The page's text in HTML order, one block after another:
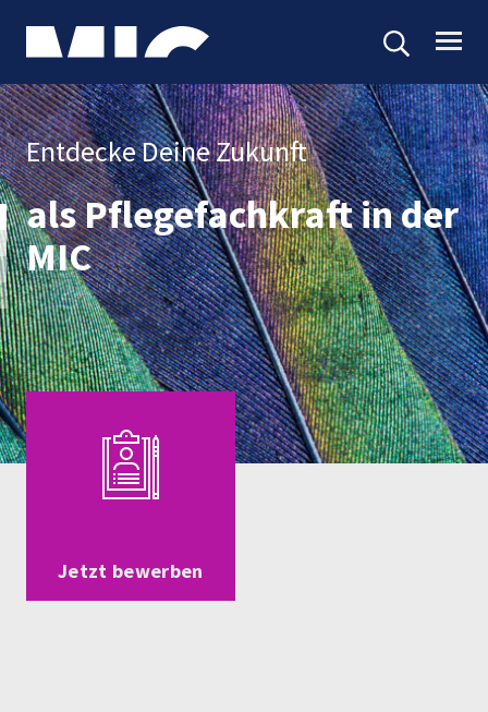
Entdecke Deine Zukunft
als Pflegefachkraft in der
MIC
Jetzt bewerben